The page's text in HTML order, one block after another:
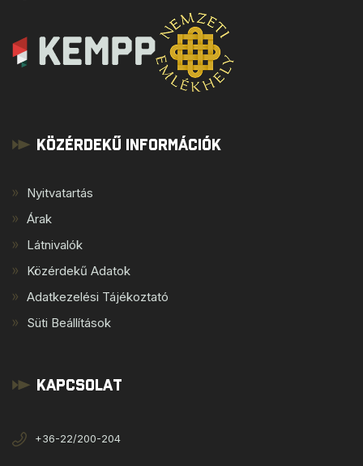
Közérdekű Információk
Nyitvatartás
Árak
Látnivalók
Közérdekű Adatok
Adatkezelési Tájékoztató
Süti Beállítások
Kapcsolat
+36-22/200-204